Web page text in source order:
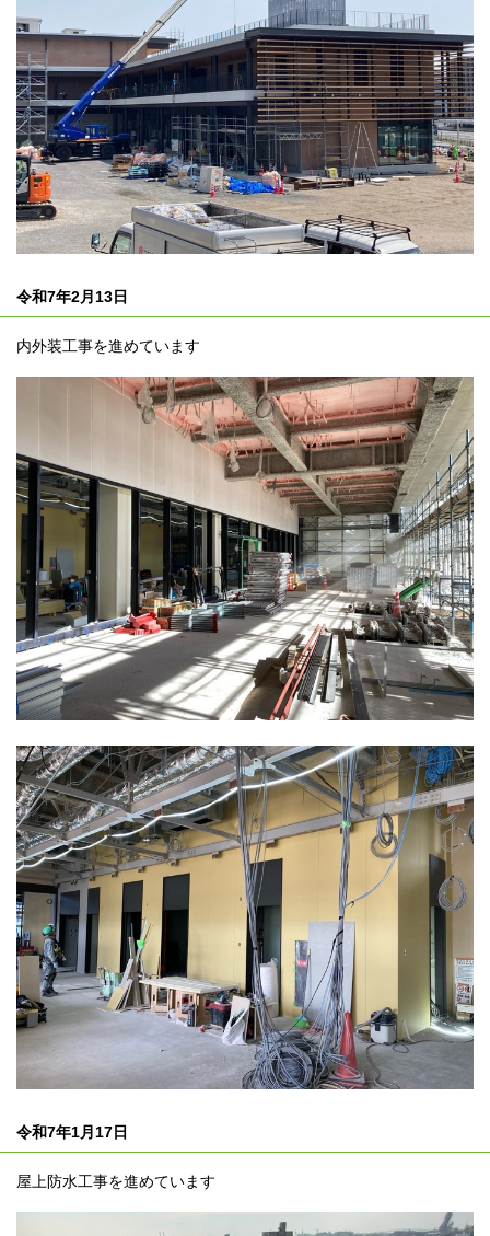
令和7年2月13日
内外装工事を進めています
令和7年1月17日
屋上防水工事を進めています